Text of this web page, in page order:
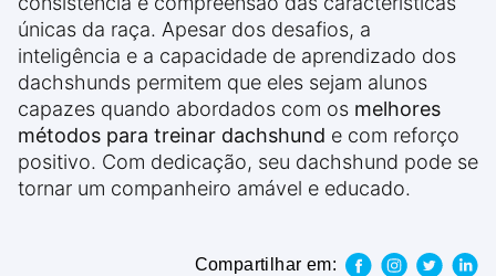
únicas da raça. Apesar dos desafios, a
inteligência e a capacidade de aprendizado dos
dachshunds permitem que eles sejam alunos
capazes quando abordados com os melhores
métodos para treinar dachshund e com reforço
positivo. Com dedicação, seu dachshund pode se
tornar um companheiro amável e educado.
Compartilhar em: